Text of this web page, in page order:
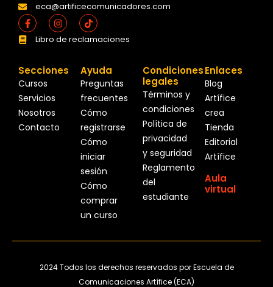
eca@artificecomunicadores.com
Facebook-
f
InstagramTiktok
Libro de reclamaciones
Secciones
Cursos
Servicios
Nosotros
Contacto
Ayuda
Preguntas
frecuentes
Cómo
registrarse
Cómo
iniciar
sesión
Cómo
comprar
un curso
Condiciones
legales
Términos y
condiciones
Política de
privacidad
y seguridad
Reglamento
del
estudiante
Enlaces
Blog
Artífice
crea
Tienda
Editorial
Artífice
Aula
virtual
2024 Todos los derechos reservados por Escuela de
Comunicaciones Artífice (ECA)